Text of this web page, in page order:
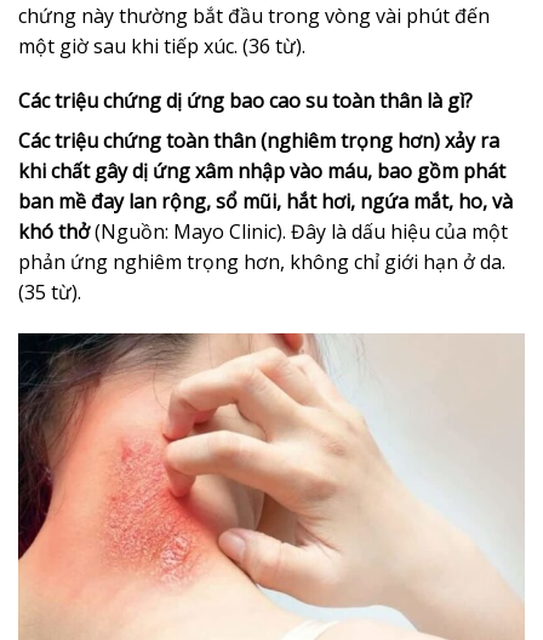
chứng này thường bắt đầu trong vòng vài phút đến
một giờ sau khi tiếp xúc. (36 từ).
Các triệu chứng dị ứng bao cao su toàn thân là gì?
Các triệu chứng toàn thân (nghiêm trọng hơn) xảy ra
khi chất gây dị ứng xâm nhập vào máu, bao gồm phát
ban mề đay lan rộng, sổ mũi, hắt hơi, ngứa mắt, ho, và
khó thở(Nguồn: Mayo Clinic). Đây là dấu hiệu của một
phản ứng nghiêm trọng hơn, không chỉ giới hạn ở da.
(35 từ).